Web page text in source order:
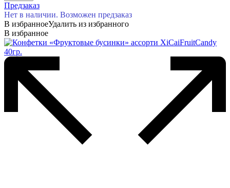
Предзаказ
Нет в наличии. Возможен предзаказ
В избранноеУдалить из избранного
В избранное